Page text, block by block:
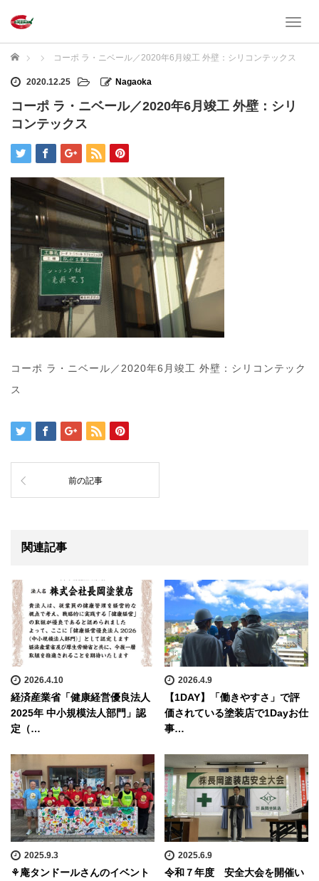
T
n
ホーム コーポ ラ・ニベール／2020年6月竣工 外壁：シリコンテックス
2020.12.25 Nagaoka
コーポ ラ・ニベール／2020年6月竣工 外壁：シリ
コンテックス
コーポ ラ・ニベール／2020年6月竣工 外壁：シリコンテック
ス
前の記事
関連記事
2026.4.10
経済産業省「健康経営優良法人
2025年 中小規模法人部門」認
定（…
2026.4.9
【1DAY】「働きやすさ」で評
価されている塗装店で1Dayお仕
事…
2025.9.3
⚘庵タンドールさんのイベント
2025.6.9
令和７年度 安全大会を開催い